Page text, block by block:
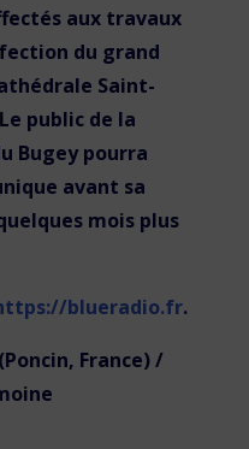
aux travaux
du grand
Saint-
public de la
Bugey pourra
avant sa
mois plus
blueradio.fr.
France) /